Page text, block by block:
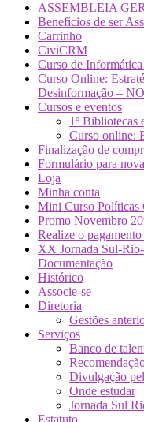
ASSEMBLEIA
Benefícios de ser
Carrinho
CiviCRM
Curso de
Curso Online:
Desinformação –
Cursos e eventos
1º Bibliotecas
Curso online:
Finalização de
Formulário para
Loja
Minha conta
Mini Curso Políticas
Promo Novembro
Realize o
XX Jornada Sul-
Documentação
Histórico
Associe-se
Diretoria
Gestões
Serviços
Banco de
Divulgação
Onde estudar
Jornada Sul
Estatuto